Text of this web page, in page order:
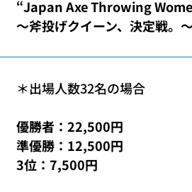
“Japan Axe Throwing
〜斧投げクイーン、決定戦。
＊出場人数32名の場合
優勝者：22,500円
準優勝：12,500円
3位：7,500円